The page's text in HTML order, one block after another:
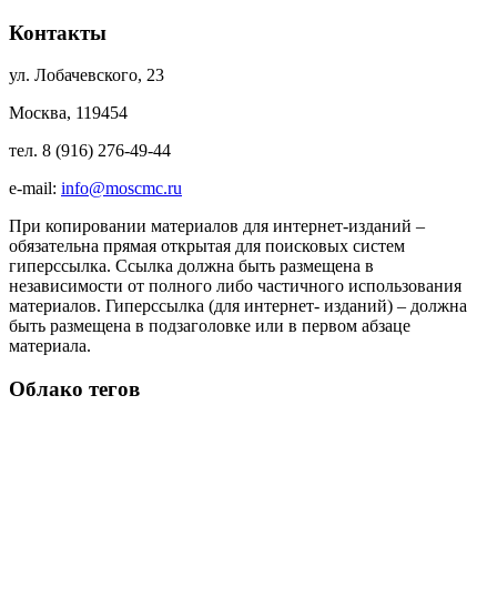
Контакты
ул. Лобачевского, 23
Москва, 119454
тел. 8 (916) 276-49-44
e-mail: info@moscmc.ru
При копировании материалов для интернет-изданий –
обязательна прямая открытая для поисковых систем
гиперссылка. Ссылка должна быть размещена в
независимости от полного либо частичного использования
материалов. Гиперссылка (для интернет- изданий) – должна
быть размещена в подзаголовке или в первом абзаце
материала.
Облако тегов